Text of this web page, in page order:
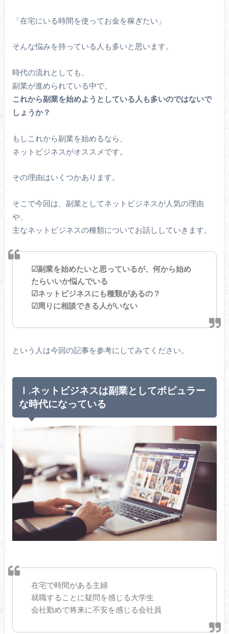
「在宅にいる時間を使ってお金を稼ぎたい」
そんな悩みを持っている人も多いと思います。
時代の流れとしても、
副業が進められている中で、
これから副業を始めようとしている人も多いのではないで
しょうか？
もしこれから副業を始めるなら、
ネットビジネスがオススメです。
その理由はいくつかあります。
そこで今回は、副業としてネットビジネスが人気の理由
や、
主なネットビジネスの種類についてお話ししていきます。
☑副業を始めたいと思っているが、何から始め
たらいいか悩んでいる
☑ネットビジネスにも種類があるの？
☑周りに相談できる人がいない
という人は今回の記事を参考にしてみてください。
Ⅰ.ネットビジネスは副業としてポピュラー
な時代になっている
在宅で時間がある主婦
就職することに疑問を感じる大学生
会社勤めで将来に不安を感じる会社員